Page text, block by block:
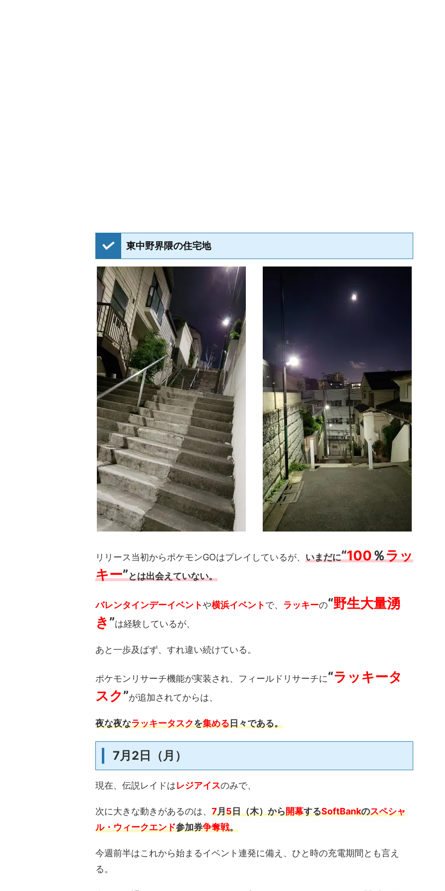
東中野界隈の住宅地
リリース当初からポケモンGOはプレイしているが、 いまだに“100％ラッ
キー”とは出会えていない。
バレンタインデーイベントや横浜イベントで、 ラッキーの“野生大量湧
き”は経験しているが、
あと一歩及ばず、すれ違い続けている。
ポケモンリサーチ機能が実装され、フィールドリサーチに“ラッキータ
スク”が追加されてからは、
夜な夜なラッキータスクを集める日々である。
7月2日（月）
現在、伝説レイドはレジアイスのみで、
次に大きな動きがあるのは、 7月5日（木）から開幕するSoftBankのスペシャ
ル・ウィークエンド参加券争奪戦。
今週前半はこれから始まるイベント連発に備え、ひと時の充電期間とも言え
る。